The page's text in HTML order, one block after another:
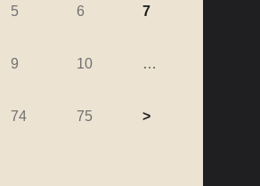
5 6 7
9 10 …
74 75 >